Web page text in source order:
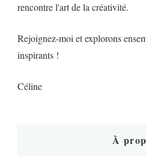
rencontre l'art de la créativité.
Rejoignez-moi et explorons
inspirants !
Céline
À